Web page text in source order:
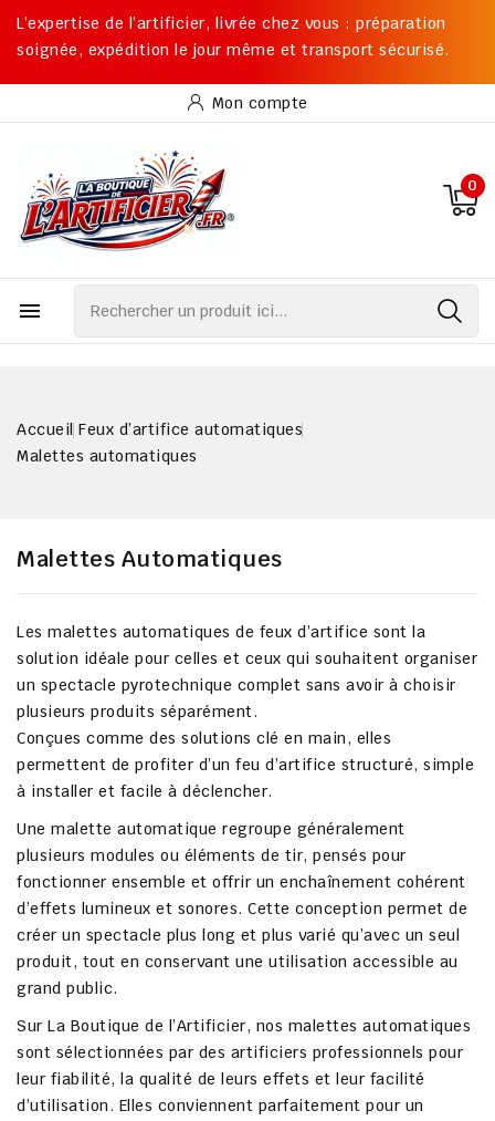
L’expertise de l’artificier, livrée chez vous : préparation
soignée, expédition le jour même et transport sécurisé.
Mon compte
0

Accueil Feux d’artifice automatiques
Malettes automatiques
Malettes Automatiques
Les malettes automatiques de feux d’artifice sont la
solution idéale pour celles et ceux qui souhaitent organiser
un spectacle pyrotechnique complet sans avoir à choisir
plusieurs produits séparément.
Conçues comme des solutions clé en main, elles
permettent de profiter d’un feu d’artifice structuré, simple
à installer et facile à déclencher.
Une malette automatique regroupe généralement
plusieurs modules ou éléments de tir, pensés pour
fonctionner ensemble et offrir un enchaînement cohérent
d’effets lumineux et sonores. Cette conception permet de
créer un spectacle plus long et plus varié qu’avec un seul
produit, tout en conservant une utilisation accessible au
grand public.
Sur La Boutique de l’Artificier, nos malettes automatiques
sont sélectionnées par des artificiers professionnels pour
leur fiabilité, la qualité de leurs effets et leur facilité
d’utilisation. Elles conviennent parfaitement pour un